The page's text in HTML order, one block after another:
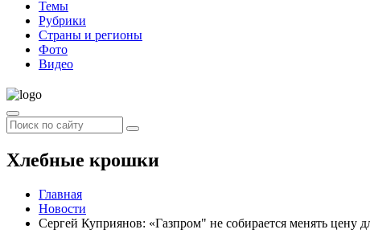
Темы
Рубрики
Страны и регионы
Фото
Видео
Хлебные крошки
Главная
Новости
Сергей Куприянов: «Газпром" не собирается менять цену